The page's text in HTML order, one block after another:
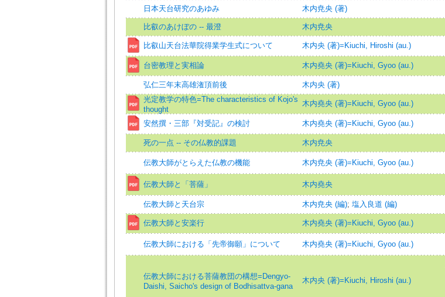
日本天台研究のあゆみ 木内尭央 (著)
比叡のあけぼの -- 最澄 木内尭央
比叡山天台法華院得業学生式について 木内央 (著)=Kiuchi, Hiroshi (au.)
台密教理と実相論 木内堯央 (著)=Kiuchi, Gyoo (au.)
弘仁三年末高雄潅頂前後 木内央 (著)
光定教学の特色=The characteristics of Kojo's
thought
木内堯央 (著)=Kiuchi, Gyoo (au.)
安然撰・三部『対受記』の検討 木内堯央 (著)=Kiuchi, Gyoo (au.)
死の一点 -- その仏教的課題 木内尭央
伝教大師がとらえた仏教の機能 木内尭央 (著)=Kiuchi, Gyoo (au.)
伝教大師と「菩薩」 木内堯央
伝教大師と天台宗 木内尭央 (編); 塩入良道 (編)
伝教大師と安楽行 木内堯央 (著)=Kiuchi, Gyoo (au.)
伝教大師における「先帝御願」について 木内堯央 (著)=Kiuchi, Gyoo (au.)
伝教大師における菩薩教団の構想=Dengyo-
Daishi, Saicho's design of Bodhisattva-gana
木内央 (著)=Kiuchi, Hiroshi (au.)